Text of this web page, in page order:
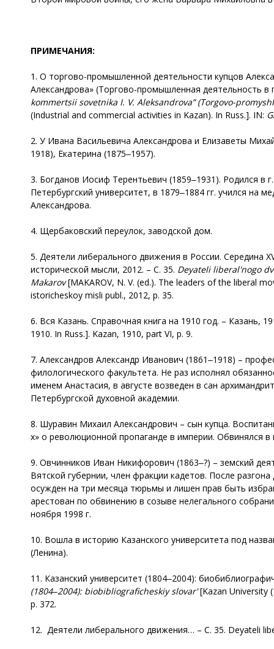
ПРИМЕЧАНИЯ:
1. О торгово-промышленной деятельности купцов
Александрова» (Торгово-промышленная деятельность
kommertsii sovetnika I. V. Aleksandrova” (Torgovo-
(Industrial and commercial activities in Kazan). In Russ.]. IN:
2. У Ивана Васильевича Александрова и Елизаветы
1918), Екатерина (1875‒1957).
3. Богданов Иосиф Терентьевич (1859‒1931). Родился в
Петербургский университет, в 1879‒1884 гг. учился на
Александрова.
4. Щербаковский переулок, заводской дом.
5. Деятели либерального движения в России. Середина
исторической мысли, 2012. – С. 35. Deyateli liberal'nogo
Makarov[MAKAROV, N. V. (ed.). The leaders of the liberal
istoricheskoy misli publ., 2012, p. 35.
6. Вся Казань. Справочная книга на 1910 год. – Казань,
1910. In Russ.]. Kazan, 1910, part VI, p. 9.
7. Александров Александр Иванович (1861‒1918) –
филологического факультета. Не раз исполнял
именем Анастасия, в августе возведен в сан
Петербургской духовной академии.
8. Шуравин Михаил Александрович – сын купца.
х» о революционной пропаганде в империи. Обвинялся
9. Овчинников Иван Никифорович (1863‒?) – земский
Вятской губернии, член фракции кадетов. После
осужден на три месяца тюрьмы и лишен прав быть
арестован по обвинению в созыве нелегального
ноября 1998 г.
10. Вошла в историю Казанского университета под
(Ленина).
11. Казанский университет (1804‒2004):
(1804‒2004): biobibliograficheskiy slovar'[Kazan University
p. 372.
12. Деятели либерального движения… – С. 35. Deyateli